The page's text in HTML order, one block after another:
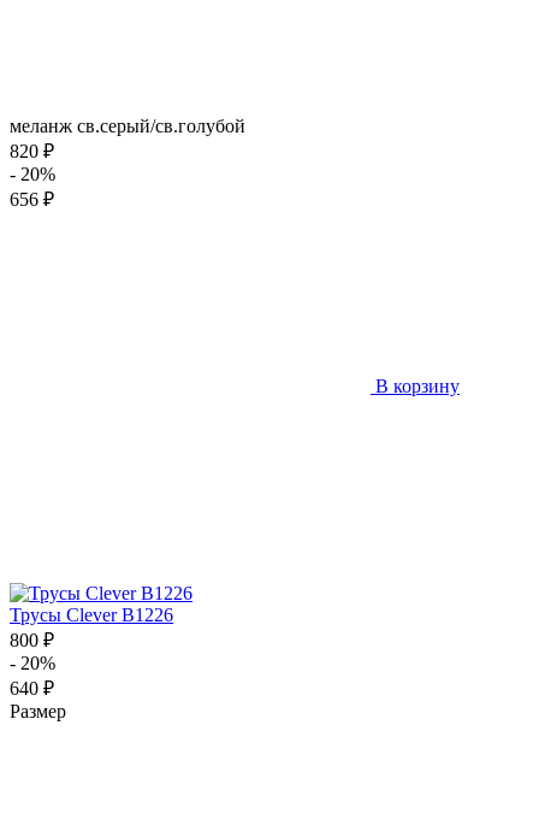
меланж св.серый/св.голубой
820 ₽
- 20%
656 ₽
В корзину
Трусы Clever B1226
800 ₽
- 20%
640 ₽
Размер